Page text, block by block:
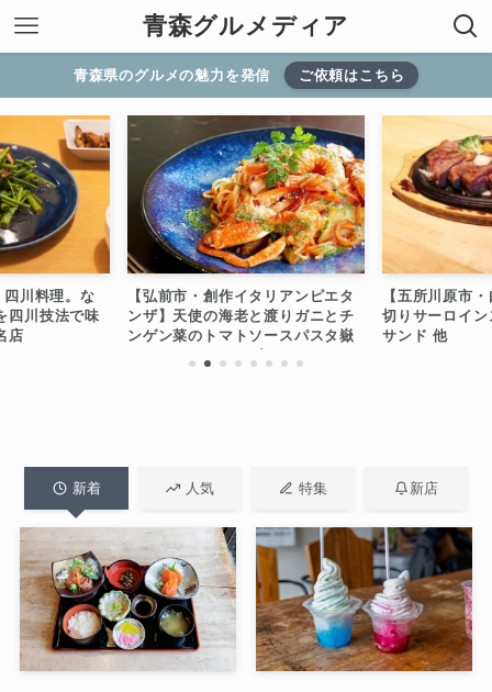
青森グルメディア
青森県のグルメの魅力を発信 ご依頼はこちら
川料理。な
四川技法で味
店
【弘前市・創作イタリアンピエタ
ンザ】天使の海老と渡りガニとチ
ンゲン菜のトマトソースパスタ嶽
【五所川原市
切りサーロイ
サンド 他
新着 人気 特集 新店